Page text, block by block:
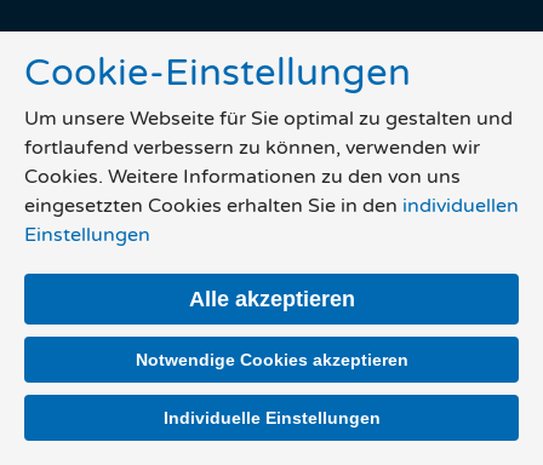
Cookie-Einstellungen
Um unsere Webseite für Sie optimal zu gestalten und
fortlaufend verbessern zu können, verwenden wir
Cookies. Weitere Informationen zu den von uns
eingesetzten Cookies erhalten Sie in den individuellen
Einstellungen
Alle akzeptieren
Notwendige Cookies akzeptieren
Individuelle Einstellungen